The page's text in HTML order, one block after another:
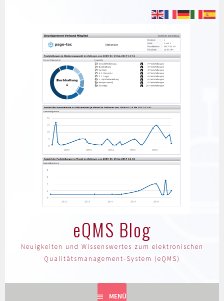
eQMS Blog
Neuigkeiten und Wissenswertes zum elektronischen
Qualitätsmanagement-System (eQMS)
MENÜ